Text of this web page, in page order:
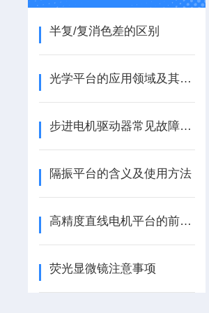
半复/复消色差的区别
光学平台的应用领域及其性能指标
步进电机驱动器常见故障及解决方法
隔振平台的含义及使用方法
高精度直线电机平台的前景发展
荧光显微镜注意事项